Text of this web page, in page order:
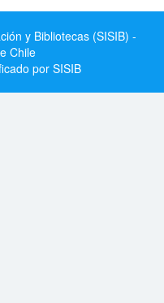
y Bibliotecas (SISIB) -
Chile
por SISIB